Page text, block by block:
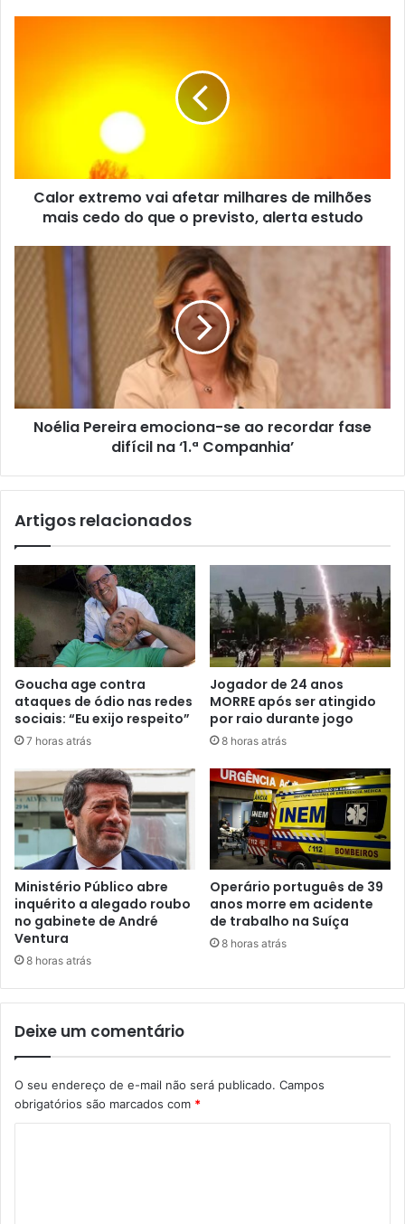
Calor extremo vai afetar milhares de milhões
mais cedo do que o previsto, alerta estudo
Noélia Pereira emociona-se ao recordar fase
difícil na ‘1.ª Companhia’
Artigos relacionados
Goucha age contra
ataques de ódio nas redes
sociais: “Eu exijo respeito”
7 horas atrás
Jogador de 24 anos
MORRE após ser atingido
por raio durante jogo
8 horas atrás
Ministério Público abre
inquérito a alegado roubo
no gabinete de André
Ventura
8 horas atrás
Operário português de 39
anos morre em acidente
de trabalho na Suíça
8 horas atrás
Deixe um comentário
O seu endereço de e-mail não será publicado. Campos
obrigatórios são marcados com *